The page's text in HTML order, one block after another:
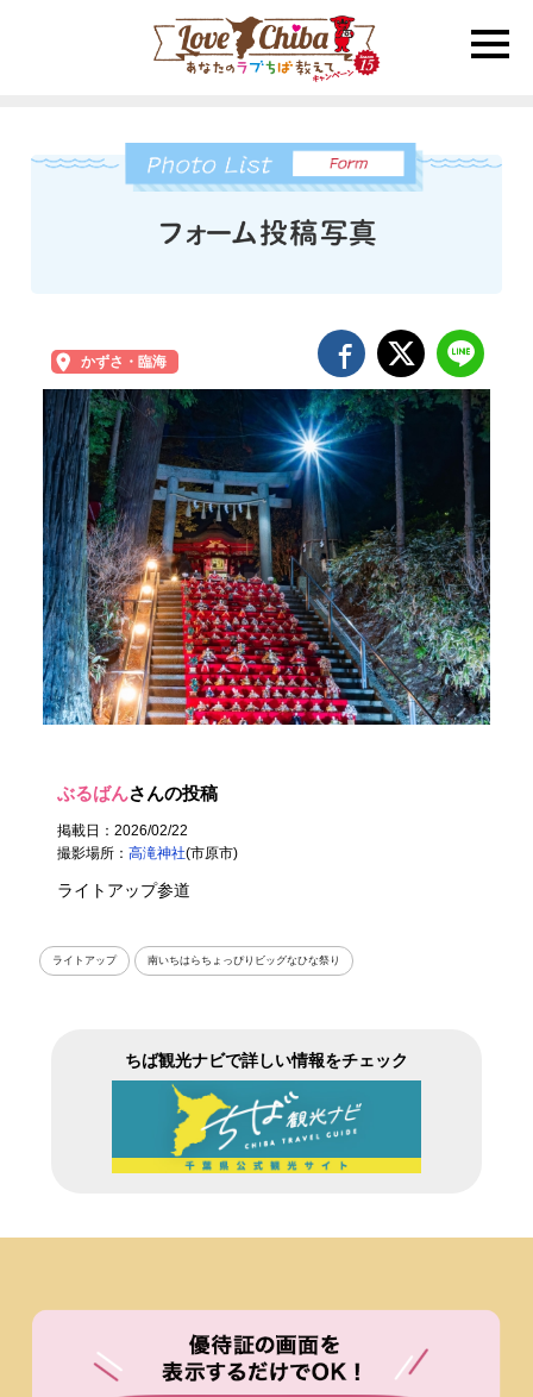
toggle
かずさ・臨海
ぶるばんさんの投稿
掲載日：2026/02/22
撮影場所：高滝神社(市原市)
ライトアップ参道
ライトアップ 南いちはらちょっぴりビッグなひな祭り
ちば観光ナビで詳しい情報をチェック